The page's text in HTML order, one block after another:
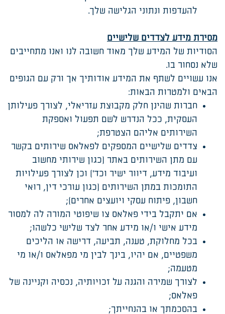
להעדפות ונתוני הגלישה שלך.
מסירת מידע לצדדים שלישיים
הסודיות של המידע שלך מאוד חשובה לנו ואנו מתחייבים
שלא נסחור בו.
אנו עשויים לשתף את המידע אודותיך אך ורק עם הגופים
הבאים ולמטרות הבאות:
חברות שהינן חלק מקבוצת עזריאלי, לצורך פעילותן
העסקית, ככל הנדרש לשם תפעול ואספקת
השירותים אליהם הצטרפת;
צדדים שלישיים המספקים לפאלאס שירותים בקשר
עם מתן השירותים באתר (כגון שירותי מחשוב
ועיבוד מידע, דיוור ישיר וכד') וכן לצורך פעילויות
התומכות במתן השירותים (כגון עורכי דין, רואי
חשבון, פיתוח עסקי ויועצים אחרים);
אם יתקבל בידי פאלאס צו שיפוטי המורה לה למסור
מידע אישי ו/או מידע אחר לצד שלישי כלשהו;
בכל מחלוקת, טענה, תביעה, דרישה או הליכים
משפטיים, אם יהיו, בינך לבין מי מפאלאס ו/או מי
מטעמה;
לצורך שמירה והגנה על זכויותיה, נכסיה וקניינה של
פאלאס;
בהסכמתך או בהנחייתך;